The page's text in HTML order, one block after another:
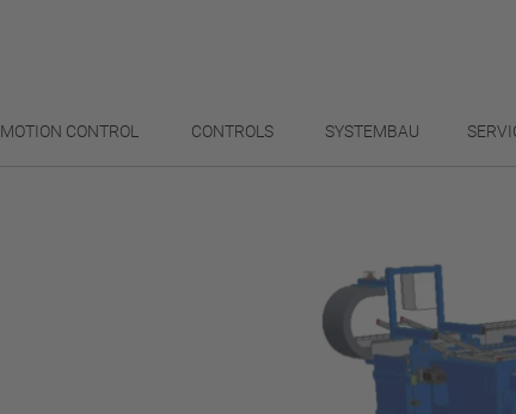
MOTION CONTROL CONTROLS SYSTEMBAU